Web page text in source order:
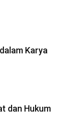
Karya
dan Hukum